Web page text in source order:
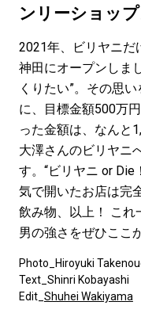
ンリーショップ
2021年、ビリヤニだ
神田にオープンしま
くりたい”。その思
に、目標金額500万
った金額は、なんと
大澤さんのビリヤニ
す。“ビリヤニ or
気で開いたお店は完
飲み物、以上！ これ
男の強さをぜひここ
Photo_Hiroyuki
Text_Shinri Kobayashi
Edit_ Shuhei Wakiyama